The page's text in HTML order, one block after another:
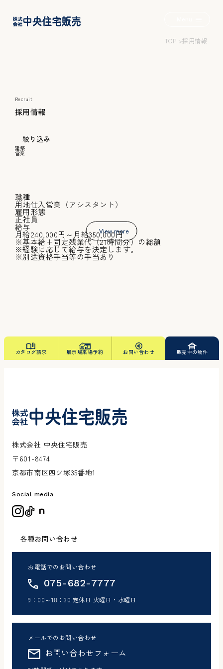
会社概要
お知らせ
カタログ請求
お問い合わせ
TOP 採用情報
Recruit
採用情報
絞り込み
建築
営業
職種
用地仕入営業（アシスタント）
雇用形態
正社員
給与
月給240,000円～月給350,000円
※基本給＋固定残業代（21時間分）の総額
※経験に応じて給与を決定します。
※別途資格手当等の手当あり
View more
カタログ請求 展示場来場予約 お問い合わせ 販売中の物件
株式会社 中央住宅販売
〒601-8474
京都市南区四ツ塚35番地1
Social media
各種お問い合わせ
お電話でのお問い合わせ
075-682-7777
9：00～18：30 定休日 火曜日・水曜日
メールでのお問い合わせ
お問い合わせフォーム